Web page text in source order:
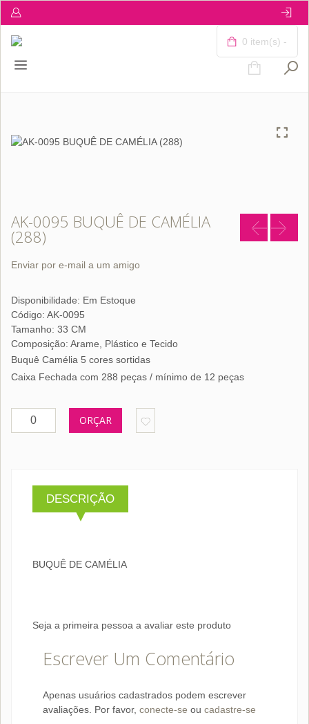
0 item(s) -
AK-0095 BUQUÊ DE CAMÉLIA
(288)
Enviar por e-mail a um amigo
Disponibilidade: Em Estoque
Código: AK-0095
Tamanho: 33 CM
Composição: Arame, Plástico e Tecido
Buquê Camélia 5 cores sortidas
Caixa Fechada com 288 peças / mínimo de 12 peças
ORÇAR
DESCRIÇÃO
BUQUÊ DE CAMÉLIA
Seja a primeira pessoa a avaliar este produto
Escrever Um Comentário
Apenas usuários cadastrados podem escrever
avaliações. Por favor, conecte-se ou cadastre-se